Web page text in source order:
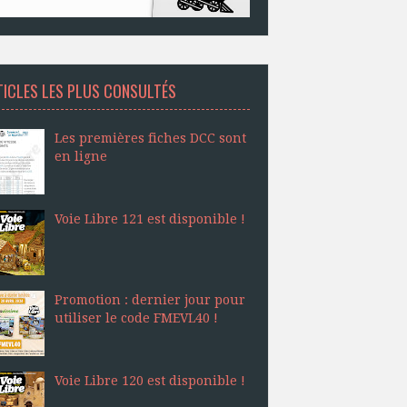
LES PLUS CONSULTÉS
Les premières fiches DCC sont
en ligne
Voie Libre 121 est disponible !
Promotion : dernier jour pour
utiliser le code FMEVL40 !
Voie Libre 120 est disponible !